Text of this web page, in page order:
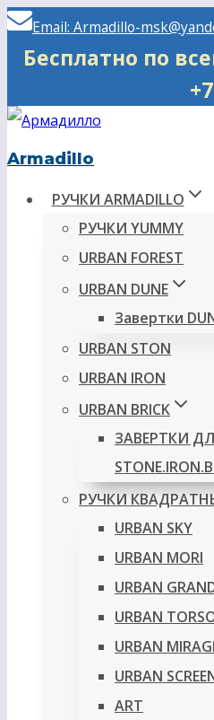
Перейти
Email: Armadillo-
Бесплатно по
Armadillo
РУЧКИ ARMADILLO
РУЧКИ YUMMY
URBAN FOREST
URBAN DUNE
Завертки
URBAN STON
URBAN IRON
URBAN BRICK
ЗАВЕРТКИ
РУЧКИ
URBAN SKY
URBAN MORI
URBAN
URBAN
URBAN
URBAN
ART